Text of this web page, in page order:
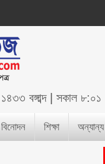
বঙ্গাব্দ|সকাল ৮:০১
বিনোদন শিক্ষা অন্যান্য